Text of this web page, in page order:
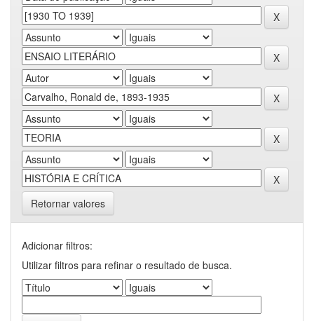
Retornar valores
Adicionar filtros:
Utilizar filtros para refinar o resultado de busca.